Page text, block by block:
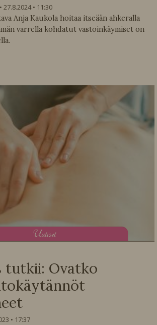
27.8.2024
11:30
Anja Kaukola hoitaa itseään ahkeralla
varrella kohdatut vastoinkäymiset on
Uutiset
tutkii: Ovatko
17:37